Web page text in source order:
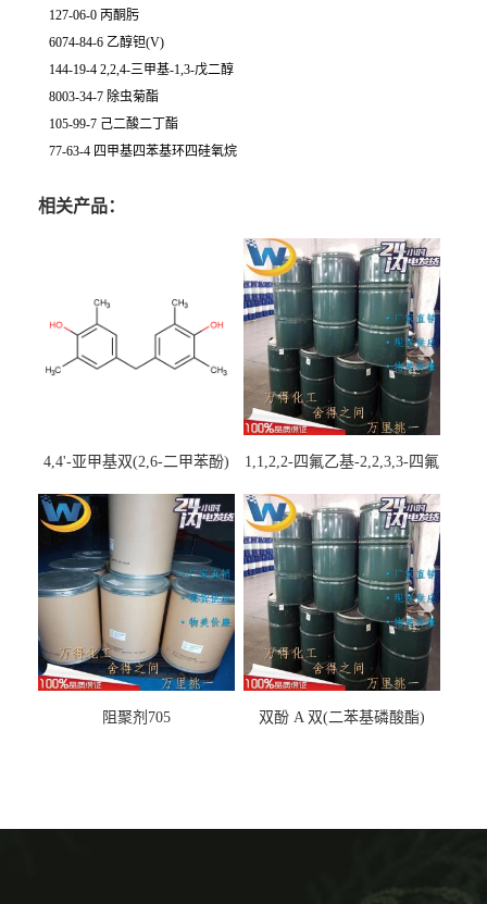
127-06-0 丙酮肟
6074-84-6 乙醇钽(V)
144-19-4 2,2,4-三甲基-1,3-戊二醇
8003-34-7 除虫菊酯
105-99-7 己二酸二丁酯
77-63-4 四甲基四苯基环四硅氧烷
相关产品：
4,4'-亚甲基双(2,6-二甲苯酚)
1,1,2,2-四氟乙基-2,2,3,3-四氟
阻聚剂705 双酚 A 双(二苯基磷酸酯)